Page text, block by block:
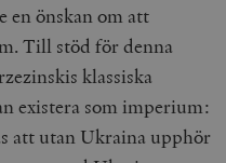
en önskan om att
Till stöd för denna
klassiska
existera som imperium:
att utan Ukraina upphör